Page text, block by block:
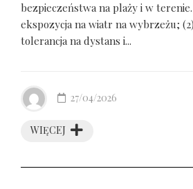
bezpieczeństwa na plaży i w terenie.
ekspozycja na wiatr na wybrzeżu;
tolerancja na dystans i...
WIĘCEJ
27/04/2026